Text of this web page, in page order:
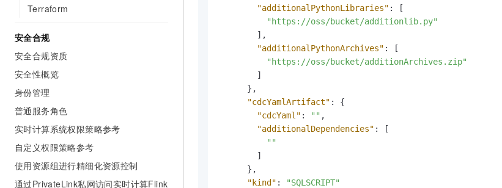
Terraform
安全合规
安全合规资质
安全性概览
身份管理
普通服务角色
实时计算系统权限策略参考
自定义权限策略参考
使用资源组进行精细化资源控制
通过PrivateLink私网访问实时计算Flink
"additionalPythonLibraries" :
[
"https://oss/bucket/additionlib.py"
] ,
"additionalPythonArchives" :
[
"https://oss/bucket/additionArchives.zip"
]
} ,
"cdcYamlArtifact" :
{
"cdcYaml" : "" ,
"additionalDependencies" :
[
""
]
} ,
"kind" : "SQLSCRIPT"